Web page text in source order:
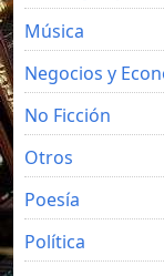
Música
Negocios y
No Ficción
Otros
Poesía
Política